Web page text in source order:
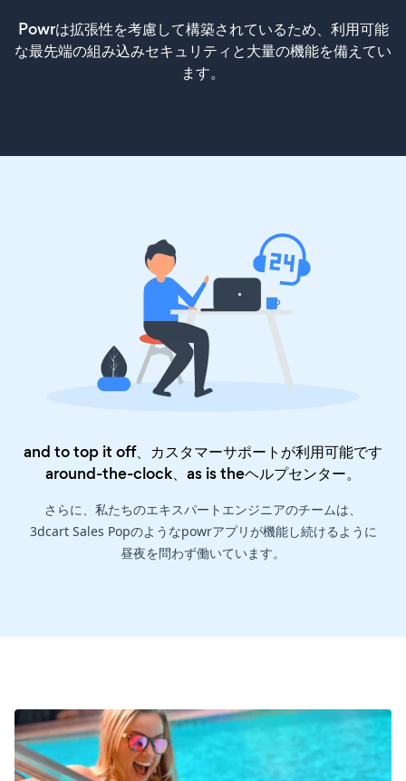
Powrは拡張性を考慮して構築されているため、利用可能
な最先端の組み込みセキュリティと大量の機能を備えてい
ます。
and to top it off、カスタマーサポートが利用可能です
around-the-clock、as is theヘルプセンター。
さらに、私たちのエキスパートエンジニアのチームは、
3dcart Sales Popのようなpowrアプリが機能し続けるように
昼夜を問わず働いています。